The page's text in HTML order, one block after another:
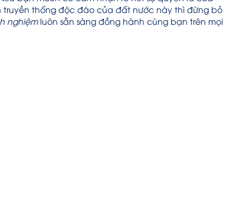
truyền thống độc đáo của đất nước này thì đừng bỏ
nghiệmluôn sẵn sàng đồng hành cùng bạn trên mọi